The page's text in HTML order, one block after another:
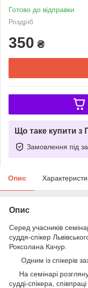
Готово до відправки
Роздріб
350 ₴
Що таке купити з
Замовлення під
Опис
Опис
Серед учасників
суддя-спікер
Роксолана Качур.
Одним із спікерів
На семінарі
судді-спікера,